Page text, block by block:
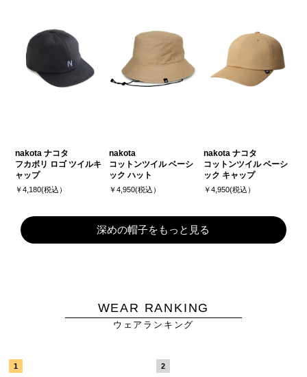
nakota ナコタ
フカボリ ロゴ ツイルキ
ャップ
￥4,180(税込）
nakota
コットンツイル ベーシ
ック ハット
￥4,950(税込）
nakota ナコタ
コットンツイル ベーシ
ック キャップ
￥4,950(税込）
深めの帽子をもっと見る
WEAR RANKING
ウェアランキング